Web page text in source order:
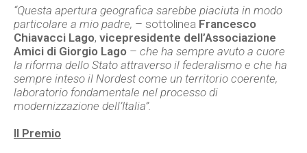
“Questa apertura geografica sarebbe piaciuta in modo
particolare a mio padre, – sottolinea Francesco
Chiavacci Lago, vicepresidente dell’Associazione
Amici di Giorgio Lago – che ha sempre avuto a cuore
la riforma dello Stato attraverso il federalismo e che ha
sempre inteso il Nordest come un territorio coerente,
laboratorio fondamentale nel processo di
modernizzazione dell’Italia”.
Il Premio